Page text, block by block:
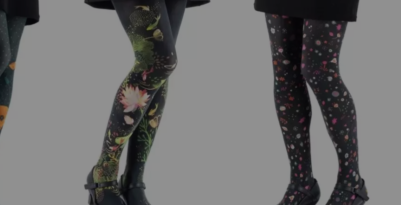
lot de surprises ! La qualité et les couleurs des collants ont une fois de plus été au rendez-vous,
des motifs floraux, des inspirations tropicales, des lettres amusantes, des personnages féeriques, des
les gambettes ! Celles qui ont découvert cette collection en ont été enchantés par l'intensité et la poésie
jambes tout en apportant une touche d'originalité à une tenue plus discrète. Ces collants, avec leur
élasticité. Nos clients en boutique en raffolent, et les avis sont unanimes. Alors, avez-vous déjà essayé
on veut ? Tous les collants Lili Gambettes sont fondés sur une idée simple : offrir une grande liberté de
Aujourd'hui encore, ils continuent de raconter de jolies histoires sur vos jambes. Une sorcière d'un
gens au-dessus d'un champ de coquelicots, c'est vous qui choisissez le collant qui vous ressemble le